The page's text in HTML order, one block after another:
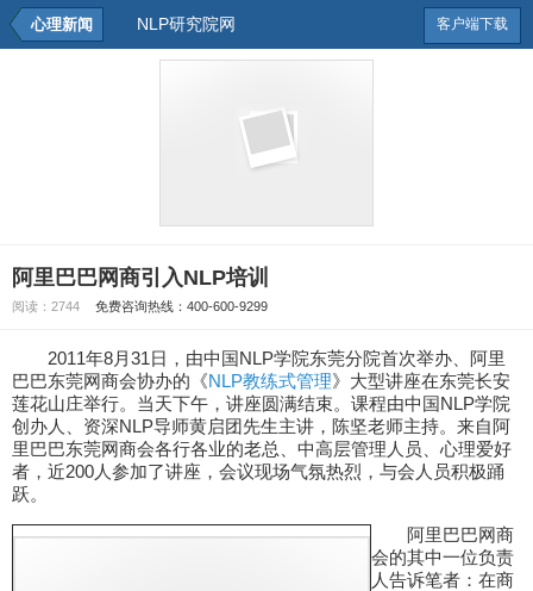
心理新闻 NLP研究院网 客户端下载
阿里巴巴网商引入NLP培训
阅读： 2744 免费咨询热线：400-600-9299
2011年8月31日，由中国NLP学院东莞分院首次举办、阿里
巴巴东莞网商会协办的《NLP教练式管理》大型讲座在东莞长安
莲花山庄举行。当天下午，讲座圆满结束。课程由中国NLP学院
创办人、资深NLP导师黄启团先生主讲，陈坚老师主持。来自阿
里巴巴东莞网商会各行各业的老总、中高层管理人员、心理爱好
者，近200人参加了讲座，会议现场气氛热烈，与会人员积极踊
跃。
阿里巴巴网商
会的其中一位负责
人告诉笔者：在商